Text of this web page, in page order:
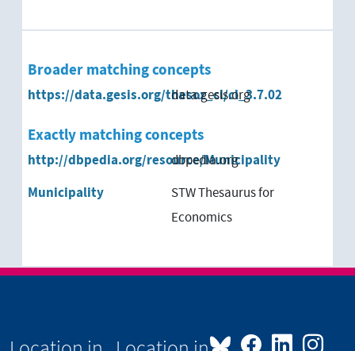
Broader matching concepts
https://data.gesis.org/thesoz_cl/cl_3.7.02
data.gesis.org
Exactly matching concepts
http://dbpedia.org/resource/Municipality
dbpedia.org
Municipality
STW Thesaurus for
Economics